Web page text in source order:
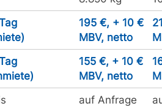
195 €, + 10 €
MBV, netto
155 €, + 10 €
MBV, netto
auf Anfrage